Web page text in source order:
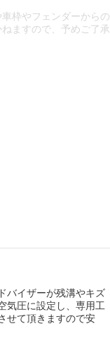
枠やフェンダーからの
ますので、予めご了承
バイザーが残溝やキズ
気圧に設定し、専用工
せて頂きますので安